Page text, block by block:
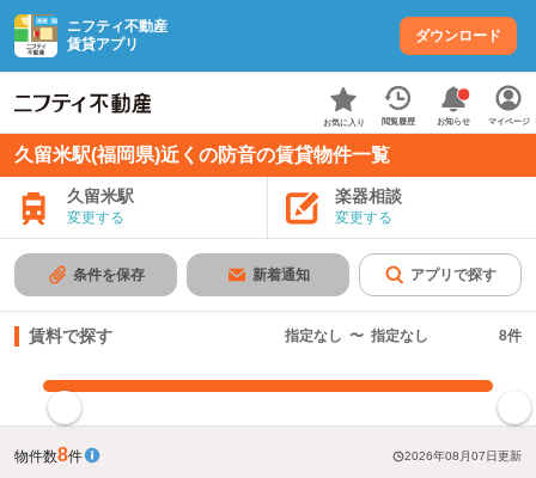
ニフティ不動産
賃貸アプリ
ダウンロード
お気に入り 閲覧履歴 お知らせ マイページ
久留米駅(福岡県)近くの防音の賃貸物件一覧
久留米駅
変更する
楽器相談
変更する
条件を保存 新着通知 アプリで探す
賃料で探す 指定なし 〜 指定なし 8件
物件数8件 2026年08月07日更新